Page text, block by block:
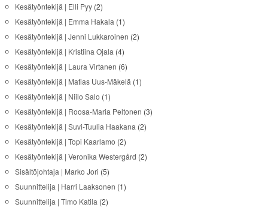
Kesätyöntekijä | Elli Pyy(2)
Kesätyöntekijä | Emma Hakala (1)
Kesätyöntekijä | Jenni Lukkaroinen (2)
Kesätyöntekijä | Kristiina Ojala (4)
Kesätyöntekijä | Laura Virtanen (6)
Kesätyöntekijä | Matias Uus-Mäkelä (1)
Kesätyöntekijä | Niilo Salo (1)
Kesätyöntekijä | Roosa-Maria Peltonen (3)
Kesätyöntekijä | Suvi-Tuulia Haakana (2)
Kesätyöntekijä | Topi Kaarlamo (2)
Kesätyöntekijä | Veronika Westergård (2)
Sisältöjohtaja | Marko Jori (5)
Suunnittelija | Harri Laaksonen (1)
Suunnittelija | Timo Katila (2)